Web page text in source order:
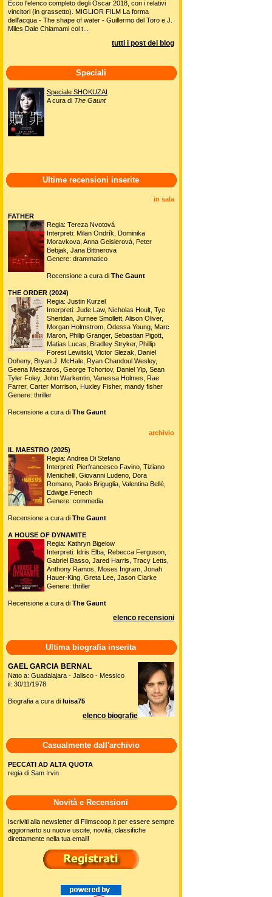
Ecco l'elenco completo degli Oscar 2018, con i relativi
vincitori (in grassetto). MIGLIOR FILM La forma
dell'acqua - The shape of water - Guillermo del Toro e J.
Miles Dale Chiamami col t...
tutti i post del blog
Speciali
Speciale SHOKUZAI
A cura di The Gaunt
Ultime recensioni inserite
in sala
FATHER
Regia: Tereza Nvotová
Interpreti: Milan Ondrík, Dominika
Moravkova, Anna Geislerová, Peter
Bebjak, Jana Bittnerova
Genere: drammatico
Recensione a cura di The Gaunt
THE ORDER (2024)
Regia: Justin Kurzel
Interpreti: Jude Law, Nicholas Hoult, Tye
Sheridan, Jurnee Smollett, Alison Oliver,
Morgan Holmstrom, Odessa Young, Marc
Maron, Philip Granger, Sebastian Pigott,
Matias Lucas, Bradley Stryker, Phillip
Forest Lewitski, Victor Slezak, Daniel
Doheny, Bryan J. McHale, Ryan Chandoul Wesley,
Geena Meszaros, George Tchortov, Daniel Yip, Sean
Tyler Foley, John Warkentin, Vanessa Holmes, Rae
Farrer, Carter Morrison, Huxley Fisher, mandy fisher
Genere: thriller
Recensione a cura di The Gaunt
archivio
IL MAESTRO (2025)
Regia: Andrea Di Stefano
Interpreti: Pierfrancesco Favino, Tiziano
Menichelli, Giovanni Ludeno, Dora
Romano, Paolo Briguglia, Valentina Bellè,
Edwige Fenech
Genere: commedia
Recensione a cura di The Gaunt
A HOUSE OF DYNAMITE
Regia: Kathryn Bigelow
Interpreti: Idris Elba, Rebecca Ferguson,
Gabriel Basso, Jared Harris, Tracy Letts,
Anthony Ramos, Moses Ingram, Jonah
Hauer-King, Greta Lee, Jason Clarke
Genere: thriller
Recensione a cura di The Gaunt
elenco recensioni
Ultima biografia inserita
GAEL GARCIA BERNAL
Nato a: Guadalajara - Jalisco - Messico
il: 30/11/1978
Biografia a cura di luisa75
elenco biografie
Casualmente dall'archivio
PECCATI AD ALTA QUOTA
regia di Sam Irvin
Novità e Recensioni
Iscriviti alla newsletter di Filmscoop.it per essere sempre
aggiornarto su nuove uscite, novità, classifiche
direttamente nella tua email!